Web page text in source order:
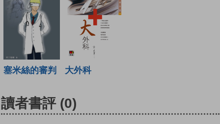
塞米絲的審判 大外科
讀者書評 (0)